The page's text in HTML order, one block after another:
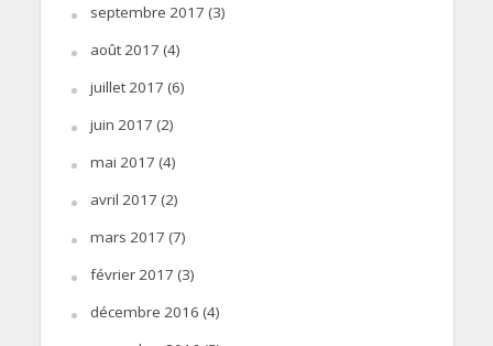
septembre 2017 (3)
août 2017 (4)
juillet 2017 (6)
juin 2017 (2)
mai 2017 (4)
avril 2017 (2)
mars 2017 (7)
février 2017 (3)
décembre 2016 (4)